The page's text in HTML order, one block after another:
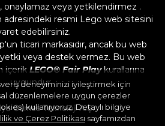
deneyiminizi iyileştirmek için
düzenlemelere uygun çerezler
kullanıyoruz. Detaylı bilgiye
ve Çerez Politikası sayfamızdan
veya yetkilendirmez .
resmi Lego web sitesini
edebilirsiniz.
ticari markasıdır, ancak bu web
veya destek vermez. Bu web
içerik LEGO® Fair Playkurallarına
uygundur
Games Teknoloji A.Ş.